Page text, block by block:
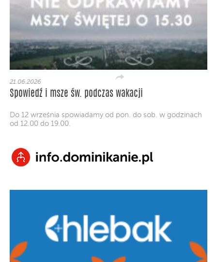
21.06.2026
Spowiedź i msze św. podczas wakacji
Do 12 września spowiadamy od pon. do sob. w godzinach
od 12.00 do 19.00.